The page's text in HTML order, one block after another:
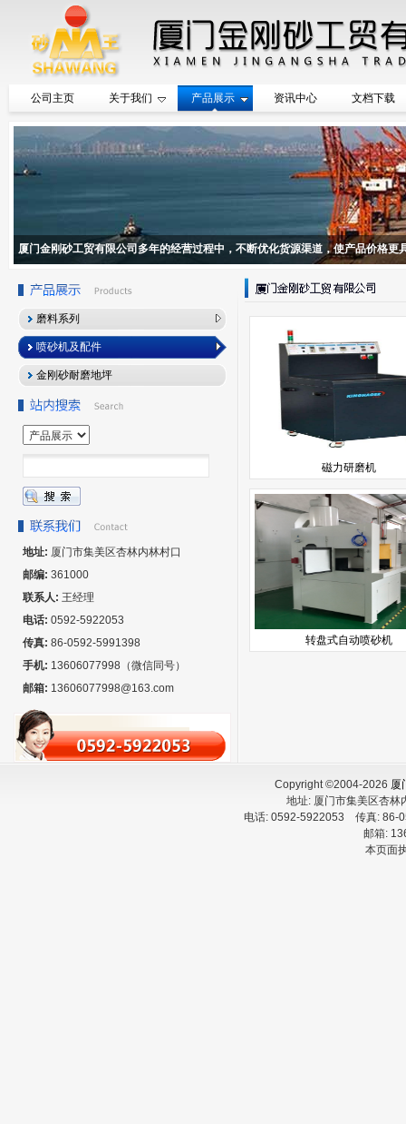
公司主页 关于我们 产品展示 资讯中心 文档下载
厦门金刚砂工贸有限公司多年的经营过程中，不断优化货源渠道，使产品价格更
磁力研磨机
转盘式自动喷砂机
磨料系列
喷砂机及配件
金刚砂耐磨地坪
地址: 厦门市集美区杏林内林村口
邮编: 361000
联系人: 王经理
电话: 0592-5922053
传真: 86-0592-5991398
手机: 13606077998（微信同号）
邮箱: 13606077998@163.com
Copyright ©2004-2026 厦
地址: 厦门市集美区杏
电话: 0592-5922053 传真: 86-
邮箱:
本页面